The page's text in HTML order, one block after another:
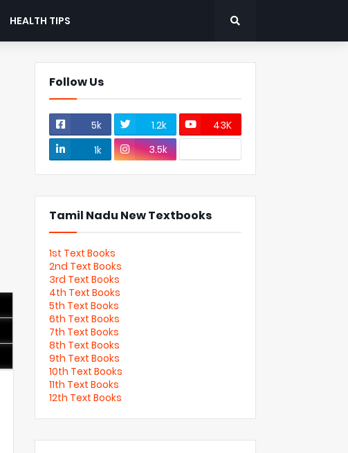
HEALTH TIPS
Follow Us
5k 1.2k
43K
1k
3.5k
Tamil Nadu New Textbooks
1st Text Books
2nd Text Books
3rd Text Books
4th Text Books
5th Text Books
6th Text Books
7th Text Books
8th Text Books
9th Text Books
10th Text Books
11th Text Books
12th Text Books